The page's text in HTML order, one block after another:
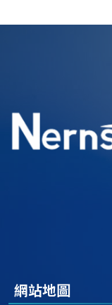
網站地圖